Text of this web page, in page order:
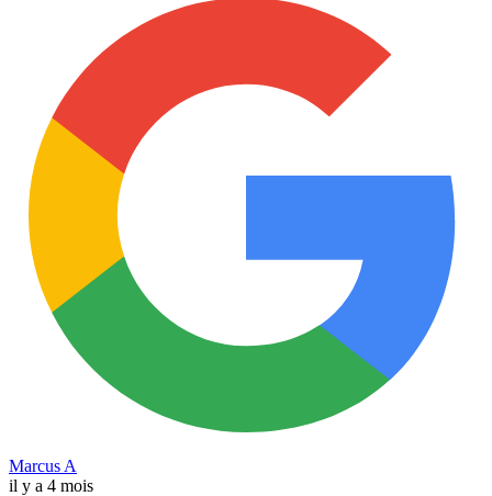
Marcus A
il y a 4 mois